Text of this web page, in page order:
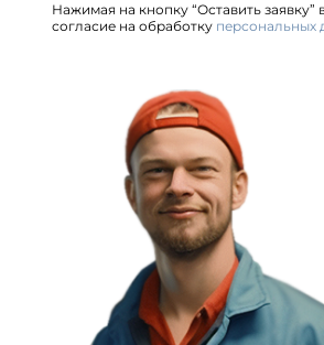
Нажимая на кнопку “Оставить заявку”
согласие на обработку персональных